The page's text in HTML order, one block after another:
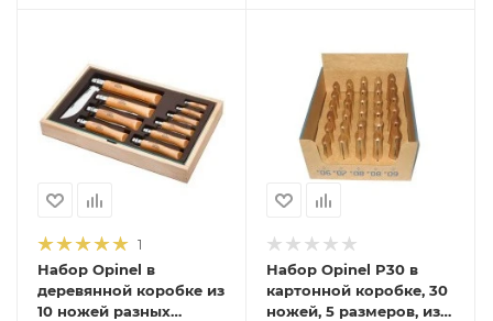
1
Набор Opinel в
деревянной коробке из
10 ножей разных
Набор Opinel P30 в
картонной коробке, 30
ножей, 5 размеров, из